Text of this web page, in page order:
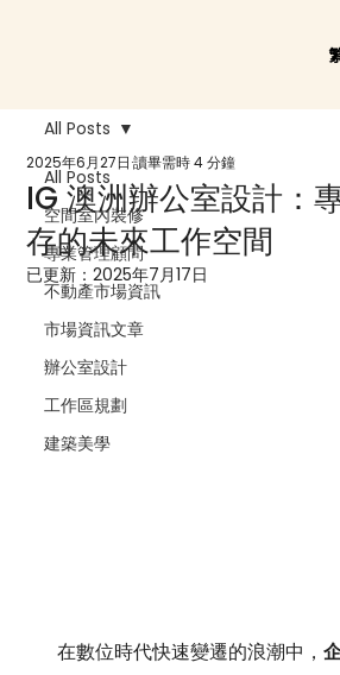
All Posts
空間室內裝修
專業管理顧問
不動產市場資訊
市場資訊文章
辦公室設計
工作區規劃
建築美學
All Posts
IG 澳洲辦公室設計：
存的未來工作空間
2025年6月27日 讀畢需時 4 分鐘
已更新：2025年7月17日
在數位時代快速變遷的浪潮中，